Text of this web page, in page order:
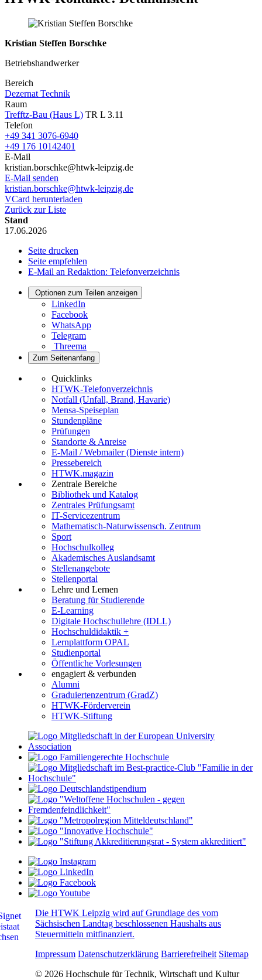
Kristian Steffen Borschke
Betriebshandwerker
Bereich
Dezernat Technik
Raum
Trefftz-Bau (Haus L) TR L 3.11
Telefon
+49 341 3076-6940
+49 176 10142401
E-Mail
kristian.borschke@htwk-leipzig.de
E-Mail senden
kristian.borschke@htwk-leipzig.de
VCard herunterladen
Zurück zur Liste
Stand
17.06.2026
Seite drucken
Seite empfehlen
E-Mail an Redaktion: Telefonverzeichnis
Optionen zum Teilen anzeigen
LinkedIn
Facebook
WhatsApp
Telegram
Threema
Zum Seitenanfang
Quicklinks
HTWK-Telefonverzeichnis
Notfall (Unfall, Brand, Havarie)
Mensa-Speiseplan
Stundenpläne
Prüfungen
Standorte & Anreise
E-Mail / Webmailer (Dienste intern)
Pressebereich
HTWK.magazin
Zentrale Bereiche
Bibliothek und Katalog
Zentrales Prüfungsamt
IT-Servicezentrum
Mathematisch-Naturwissensch. Zentrum
Sport
Hochschulkolleg
Akademisches Auslandsamt
Stellenangebote
Stellenportal
Lehre und Lernen
Beratung für Studierende
E-Learning
Digitale Hochschullehre (IDLL)
Hochschuldidaktik +
Lernplattform OPAL
Studienportal
Öffentliche Vorlesungen
engagiert & verbunden
Alumni
Graduiertenzentrum (GradZ)
HTWK-Förderverein
HTWK-Stiftung
Die HTWK Leipzig wird auf Grundlage des vom
Sächsischen Landtag beschlossenen Haushalts aus
Steuermitteln mitfinanziert.
Impressum Datenschutzerklärung Barrierefreiheit Sitemap
© 2026 Hochschule für Technik, Wirtschaft und Kultur